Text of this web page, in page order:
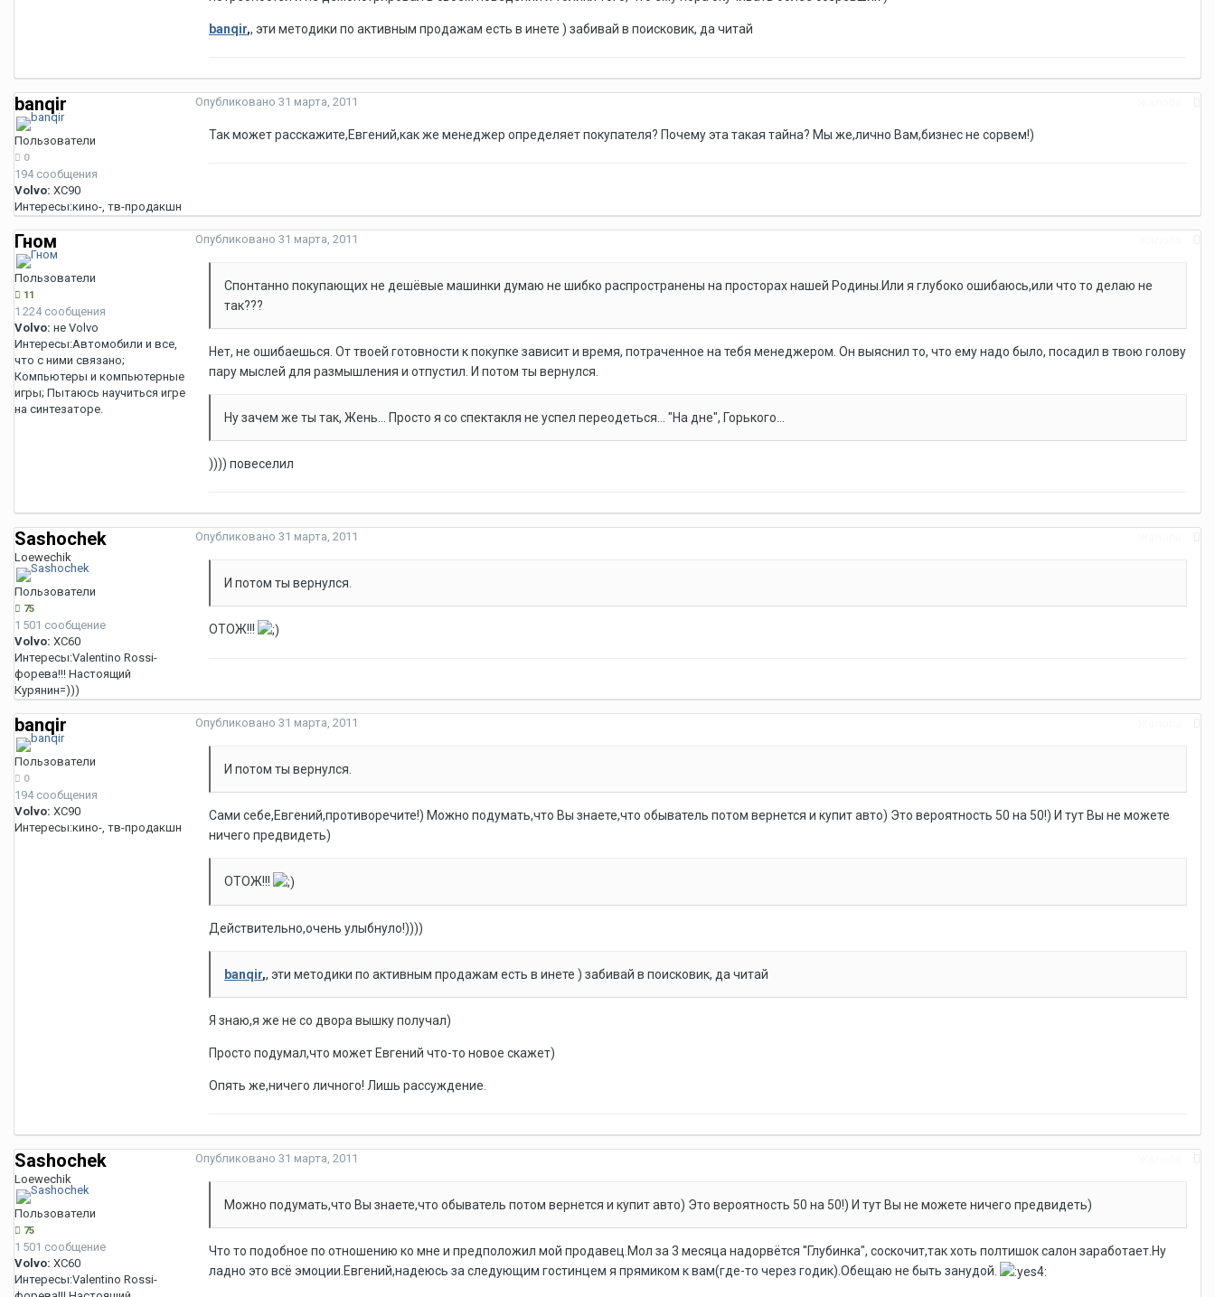
banqir,, эти методики по активным продажам есть в инете ) забивай в поисковик, да читай
banqir
Пользователи
0
194 сообщения
Volvo: XC90
Интересы:кино-, тв-продакшн
Опубликовано 31 марта, 2011
Так может расскажите,Евгений,как же менеджер определяет покупателя? Почему эта такая тайна? Мы же,лично Вам,бизнес не сорвем!)
Гном
Пользователи
11
1 224 сообщения
Volvo: не Volvo
Интересы:Автомобили и все,
что с ними связано;
Компьютеры и компьютерные
игры; Пытаюсь научиться игре
на синтезаторе.
Опубликовано 31 марта, 2011
Спонтанно покупающих не дешёвые машинки думаю не шибко распространены на просторах нашей Родины.Или я глубоко ошибаюсь,или что то делаю не
так???
Нет, не ошибаешься. От твоей готовности к покупке зависит и время, потраченное на тебя менеджером. Он выяснил то, что ему надо было, посадил в твою голову
пару мыслей для размышления и отпустил. И потом ты вернулся.
Ну зачем же ты так, Жень... Просто я со спектакля не успел переодеться... "На дне", Горького...
)))) повеселил
Sashochek
Loewechik
Пользователи
75
1 501 сообщение
Volvo: XC60
Интересы:Valentino Rossi-
форева!!! Настоящий
Курянин=)))
Опубликовано 31 марта, 2011
И потом ты вернулся.
ОТОЖ!!!
banqir
Пользователи
0
194 сообщения
Volvo: XC90
Интересы:кино-, тв-продакшн
Опубликовано 31 марта, 2011
И потом ты вернулся.
Сами себе,Евгений,противоречите!) Можно подумать,что Вы знаете,что обыватель потом вернется и купит авто) Это вероятность 50 на 50!) И тут Вы не можете
ничего предвидеть)
ОТОЖ!!!
Действительно,очень улыбнуло!))))
banqir,, эти методики по активным продажам есть в инете ) забивай в поисковик, да читай
Я знаю,я же не со двора вышку получал)
Просто подумал,что может Евгений что-то новое скажет)
Опять же,ничего личного! Лишь рассуждение.
Sashochek
Loewechik
Пользователи
75
1 501 сообщение
Volvo: XC60
Интересы:Valentino Rossi-
Опубликовано 31 марта, 2011
Можно подумать,что Вы знаете,что обыватель потом вернется и купит авто) Это вероятность 50 на 50!) И тут Вы не можете ничего предвидеть)
Что то подобное по отношению ко мне и предположил мой продавец.Мол за 3 месяца надорвётся ''Глубинка", соскочит,так хоть полтишок салон заработает.Ну
ладно это всё эмоции.Евгений,надеюсь за следующим гостинцем я прямиком к вам(где-то через годик).Обещаю не быть занудой.